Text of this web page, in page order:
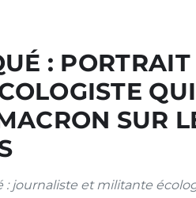
:
SUR
: journaliste et militante